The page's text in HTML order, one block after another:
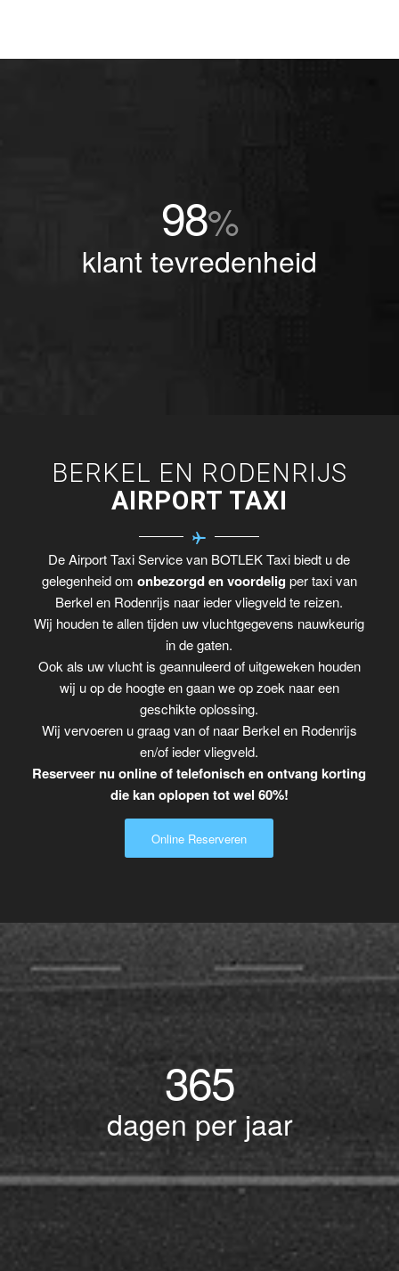
98%
klant tevredenheid
BERKEL EN RODENRIJS
AIRPORT TAXI
De Airport Taxi Service van BOTLEK Taxi biedt u de
gelegenheid om onbezorgd en voordelig per taxi van
Berkel en Rodenrijs naar ieder vliegveld te reizen.
Wij houden te allen tijden uw vluchtgegevens nauwkeurig
in de gaten.
Ook als uw vlucht is geannuleerd of uitgeweken houden
wij u op de hoogte en gaan we op zoek naar een
geschikte oplossing.
Wij vervoeren u graag van of naar Berkel en Rodenrijs
en/of ieder vliegveld.
Reserveer nu online of telefonisch en ontvang korting
die kan oplopen tot wel 60%!
Online Reserveren
365
dagen per jaar